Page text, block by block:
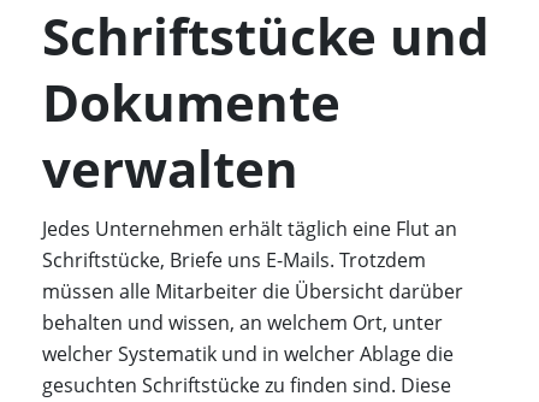
Schriftstücke und
Dokumente
verwalten
Jedes Unternehmen erhält täglich eine Flut an
Schriftstücke, Briefe uns E-Mails. Trotzdem
müssen alle Mitarbeiter die Übersicht darüber
behalten und wissen, an welchem Ort, unter
welcher Systematik und in welcher Ablage die
gesuchten Schriftstücke zu finden sind. Diese